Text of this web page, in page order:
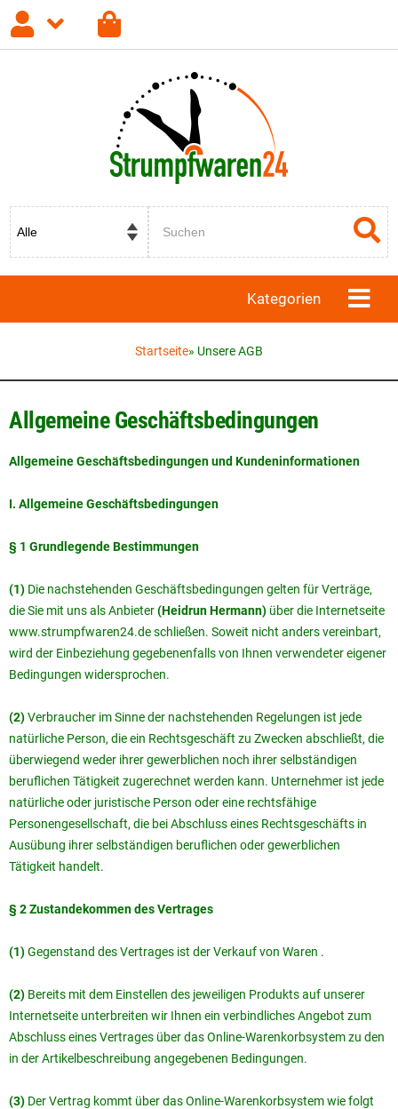
Registrieren Passwort vergessen?
Kategorien
Startseite» Unsere AGB
Allgemeine Geschäftsbedingungen
Allgemeine Geschäftsbedingungen und Kundeninformationen
I. Allgemeine Geschäftsbedingungen
§ 1 Grundlegende Bestimmungen
(1) Die nachstehenden Geschäftsbedingungen gelten für Verträge,
die Sie mit uns als Anbieter(Heidrun Hermann) über die Internetseite
www.strumpfwaren24.de schließen. Soweit nicht anders vereinbart,
wird der Einbeziehung gegebenenfalls von Ihnen verwendeter eigener
Bedingungen widersprochen.
(2)Verbraucher im Sinne der nachstehenden Regelungen ist jede
natürliche Person, die ein Rechtsgeschäft zu Zwecken abschließt, die
überwiegend weder ihrer gewerblichen noch ihrer selbständigen
beruflichen Tätigkeit zugerechnet werden kann. Unternehmer ist jede
natürliche oder juristische Person oder eine rechtsfähige
Personengesellschaft, die bei Abschluss eines Rechtsgeschäfts in
Ausübung ihrer selbständigen beruflichen oder gewerblichen
Tätigkeit handelt.
§ 2 Zustandekommen des Vertrages
(1)Gegenstand des Vertrages ist der Verkauf von Waren .
(2) Bereits mit dem Einstellen des jeweiligen Produkts auf unserer
Internetseite unterbreiten wir Ihnen ein verbindliches Angebot zum
Abschluss eines Vertrages über das Online-Warenkorbsystem zu den
in der Artikelbeschreibung angegebenen Bedingungen.
(3) Der Vertrag kommt über das Online-Warenkorbsystem wie folgt